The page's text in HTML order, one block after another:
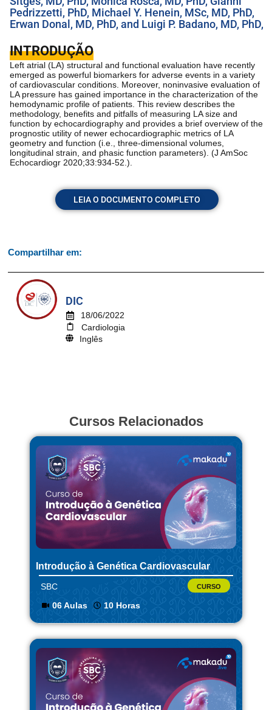
Pedrizzetti, PhD, Michael Y. Henein, MSc, MD, PhD,
Erwan Donal, MD, PhD, and Luigi P. Badano, MD, PhD,
INTRODUÇÃO
Left atrial (LA) structural and functional evaluation have recently
emerged as powerful biomarkers for adverse events in a variety
of cardiovascular conditions. Moreover, noninvasive evaluation of
LA pressure has gained importance in the characterization of the
hemodynamic profile of patients. This review describes the
methodology, benefits and pitfalls of measuring LA size and
function by echocardiography and provides a brief overview of the
prognostic utility of newer echocardiographic metrics of LA
geometry and function (i.e., three-dimensional volumes,
longitudinal strain, and phasic function parameters). (J AmSoc
Echocardiogr 2020;33:934-52.).
LEIA O DOCUMENTO COMPLETO
Compartilhar em:
DIC
18/06/2022
Cardiologia
Inglês
Cursos Relacionados
Introdução à Genética Cardiovascular
SBC CURSO
06 Aulas 10 Horas